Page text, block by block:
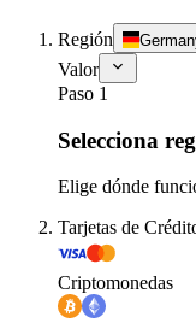
Región
Valor
Paso 1
Selecciona
Elige dónde
Tarjetas de
Criptomonedas